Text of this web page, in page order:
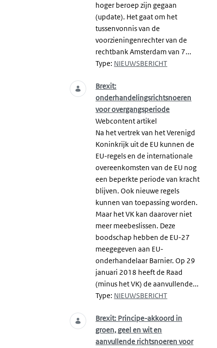
hoger beroep zijn gegaan
(update). Het gaat om het
tussenvonnis van de
voorzieningenrechter van de
rechtbank Amsterdam van 7...
Type: NIEUWSBERICHT
Brexit:
onderhandelingsrichtsnoeren
voor overgangsperiode
Webcontent artikel
Na het vertrek van het Verenigd
Koninkrijk uit de EU kunnen de
EU-regels en de internationale
overeenkomsten van de EU nog
een beperkte periode van kracht
blijven. Ook nieuwe regels
kunnen van toepassing worden.
Maar het VK kan daarover niet
meer meebeslissen. Deze
boodschap hebben de EU-27
meegegeven aan EU-
onderhandelaar Barnier. Op 29
januari 2018 heeft de Raad
(minus het VK) de aanvullende...
Type: NIEUWSBERICHT
Brexit: Principe-akkoord in
groen, geel en wit en
aanvullende richtsnoeren voor